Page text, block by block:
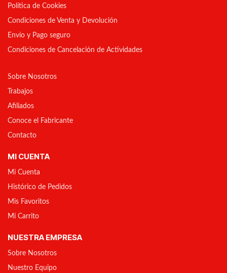
Política de Cookies
Condiciones de Venta y Devolución
Envío y Pago seguro
Condiciones de Cancelación de Actividades
Sobre Nosotros
Trabajos
Afiliados
Conoce el Fabricante
Contacto
MI CUENTA
Mi Cuenta
Histórico de Pedidos
Mis Favoritos
Mi Carrito
NUESTRA EMPRESA
Sobre Nosotros
Nuestro Equipo